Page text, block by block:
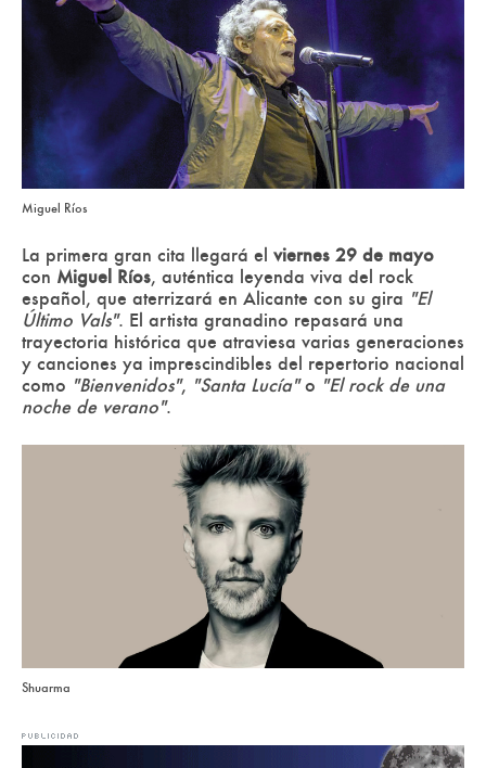
Miguel Ríos
La primera gran cita llegará el viernes 29 de mayo
con Miguel Ríos, auténtica leyenda viva del rock
español, que aterrizará en Alicante con su gira "El
Último Vals". El artista granadino repasará una
trayectoria histórica que atraviesa varias generaciones
y canciones ya imprescindibles del repertorio nacional
como "Bienvenidos", "Santa Lucía"o "El rock de una
noche de verano".
Shuarma